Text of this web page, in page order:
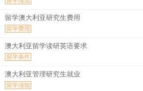
留学澳大利亚研究生费用
留学费用
澳大利亚留学读研英语要求
留学条件
澳大利亚管理研究生就业
留学须知